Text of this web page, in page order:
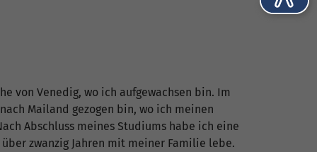
von Venedig, wo ich aufgewachsen bin. Im
Mailand gezogen bin, wo ich meinen
Abschluss meines Studiums habe ich eine
zwanzig Jahren mit meiner Familie lebe.